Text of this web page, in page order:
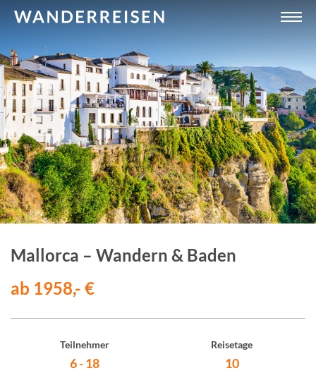
Mallorca – Wandern & Baden
ab 1958,- €
Teilnehmer
6 - 18
Reisetage
10